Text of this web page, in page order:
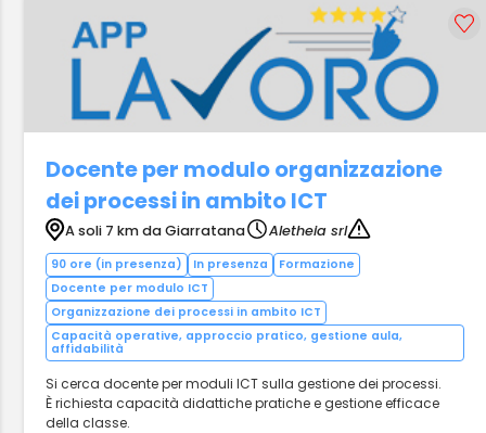
Docente per modulo organizzazione
dei processi in ambito ICT
A soli 7 km da Giarratana Aletheia srl
90 ore (in presenza) In presenza
Formazione
Docente per modulo ICT
Organizzazione dei processi in ambito ICT
Capacità operative, approccio pratico, gestione aula,
affidabilità
Si cerca docente per moduli ICT sulla gestione dei processi.
È richiesta capacità didattiche pratiche e gestione efficace
della classe.